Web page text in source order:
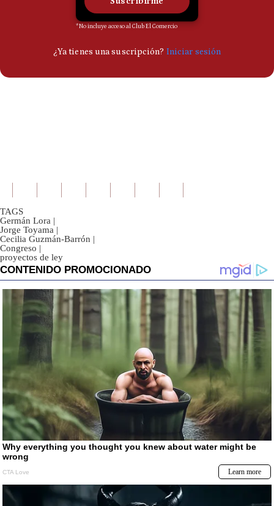
TAGS
Germán Lora |
Jorge Toyama |
Cecilia Guzmán-Barrón |
Congreso |
proyectos de ley